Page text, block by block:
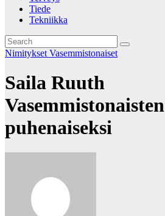
Tiede
Tekniikka
Nimitykset Vasemmistonaiset
Saila Ruuth
Vasemmistonaisten
puhenaiseksi